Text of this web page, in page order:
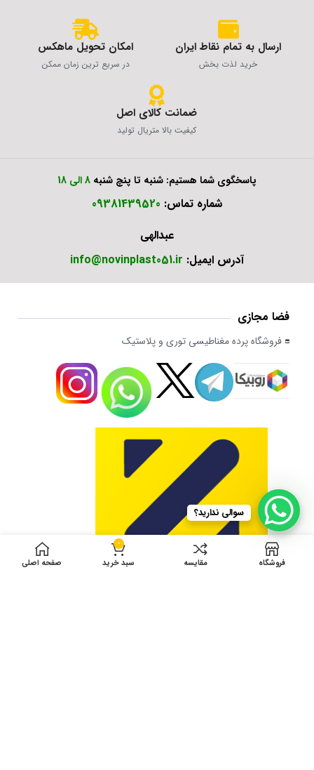
ارسال به تمام نقاط ایران
خرید لذت بخش
امکان تحویل ماهکس
در سریع ترین زمان ممکن
ضمانت کالای اصل
کیفیت بالا متریال تولید
پاسخگوی شما هستیم: شنبه تا پنچ شنبه 8 الی 18
شماره تماس: 09381439520
عبدالهی
آدرس ایمیل: info@novinplast051.ir
فضا مجازی
فروشگاه پرده مغناطیسی توری و پلاستیک
سوالی ندارید؟
فروشگاه مقایسه
0
سبد خرید صفحه اصلی